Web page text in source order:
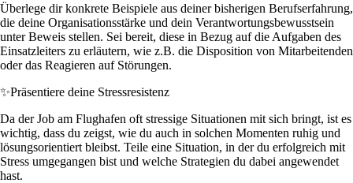
Überlege dir konkrete Beispiele aus deiner bisherigen Berufserfahrung,
die deine Organisationsstärke und dein Verantwortungsbewusstsein
unter Beweis stellen. Sei bereit, diese in Bezug auf die Aufgaben des
Einsatzleiters zu erläutern, wie z.B. die Disposition von Mitarbeitenden
oder das Reagieren auf Störungen.
✨Präsentiere deine Stressresistenz
Da der Job am Flughafen oft stressige Situationen mit sich bringt, ist es
wichtig, dass du zeigst, wie du auch in solchen Momenten ruhig und
lösungsorientiert bleibst. Teile eine Situation, in der du erfolgreich mit
Stress umgegangen bist und welche Strategien du dabei angewendet
hast.